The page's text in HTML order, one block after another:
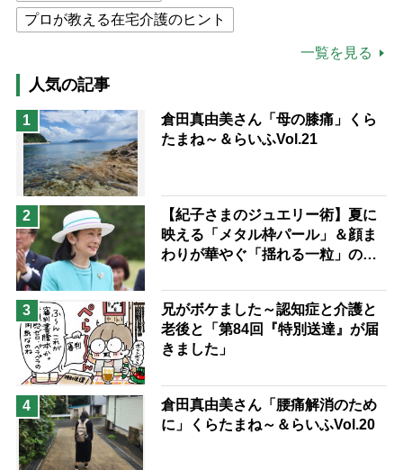
プロが教える在宅介護のヒント
高木ブー
ケアマネジャー
猫が母になつきません
息子の遠距離介護サバイバル術
兄がボケました
予防法
一覧を見る
人気の記事
1
倉田真由美さん「母の膝痛」くら
たまね～＆らいふVol.21
2
【紀子さまのジュエリー術】夏に
映える「メタル枠パール」＆顔ま
わりが華やぐ「揺れる一粒」の使
3
兄がボケました～認知症と介護と
老後と「第84回『特別送達』が届
きました」
4
倉田真由美さん「腰痛解消のため
に」くらたまね～＆らいふVol.20